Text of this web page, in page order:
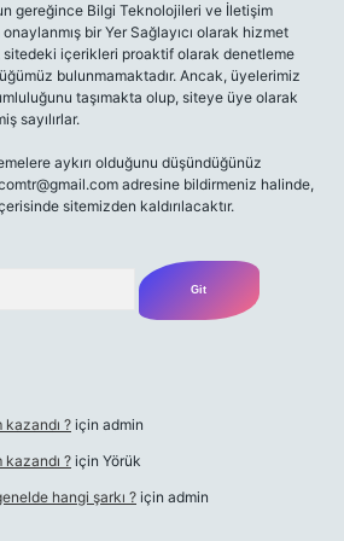
gereğince Bilgi Teknolojileri ve İletişim
bir Yer Sağlayıcı olarak hizmet
sitedeki içerikleri proaktif olarak denetleme
bulunmamaktadır. Ancak, üyelerimiz
taşımakta olup, siteye üye olarak
sayılırlar.
aykırı olduğunu düşündüğünüz
adresine bildirmeniz halinde,
sitemizden kaldırılacaktır.
kazandı ? için admin
kazandı ? için Yörük
hangi şarkı ? için admin